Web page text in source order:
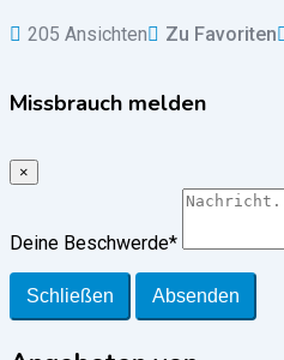
205 Ansichten Zu Favoriten
Missbrauch melden
×
Deine Beschwerde*
Schließen Absenden